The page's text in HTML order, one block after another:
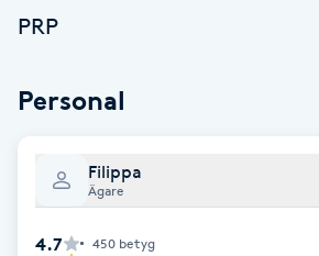
Ombre brows
Ombre naglar
PRP
Personal
Filippa
Ägare
4.7 450 betyg